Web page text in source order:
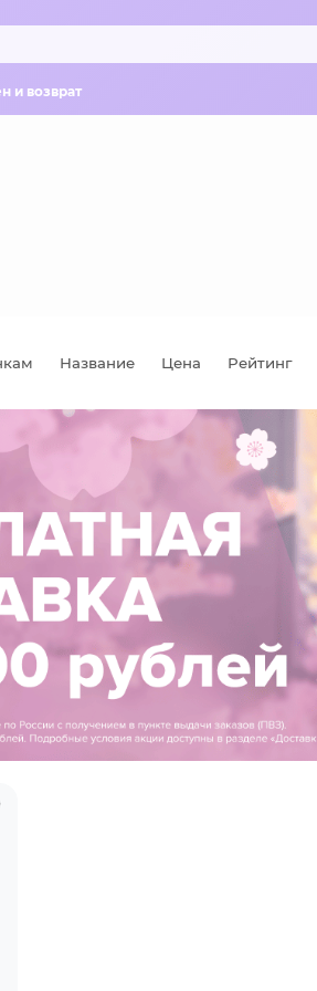
и возврат
Название Цена Рейтинг